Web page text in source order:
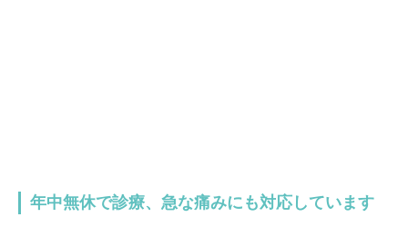
年中無休で診療、急な痛みにも対応しています